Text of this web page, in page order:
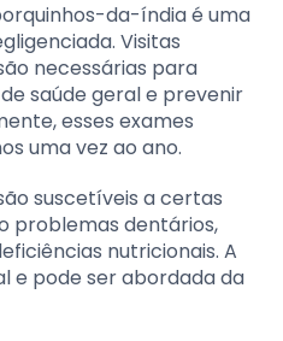
da-índia é uma
Visitas
necessárias para
saúde geral e prevenir
esses exames
uma vez ao ano.
suscetíveis a certas
problemas dentários,
nutricionais. A
e pode ser abordada da